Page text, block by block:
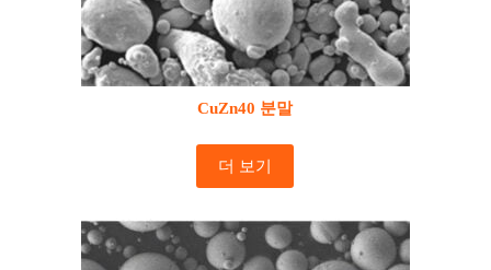
CuZn40 분말
더 보기